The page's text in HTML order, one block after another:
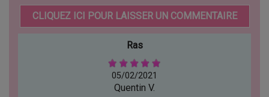
CLIQUEZ ICI POUR LAISSER UN COMMENTAIRE
Ras
05/02/2021
Quentin V.